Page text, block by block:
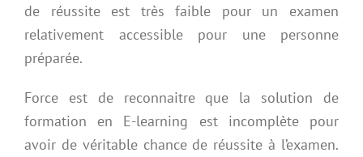
de réussite est très faible pour un examen
relativement accessible pour une personne
préparée.
Force est de reconnaitre que la solution de
formation en E-learning est incomplète pour
avoir de véritable chance de réussite à l’examen.